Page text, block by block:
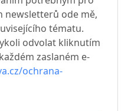
newsletterů ode mě,
tématu.
odvolat kliknutím
zaslaném e-
ochrana-